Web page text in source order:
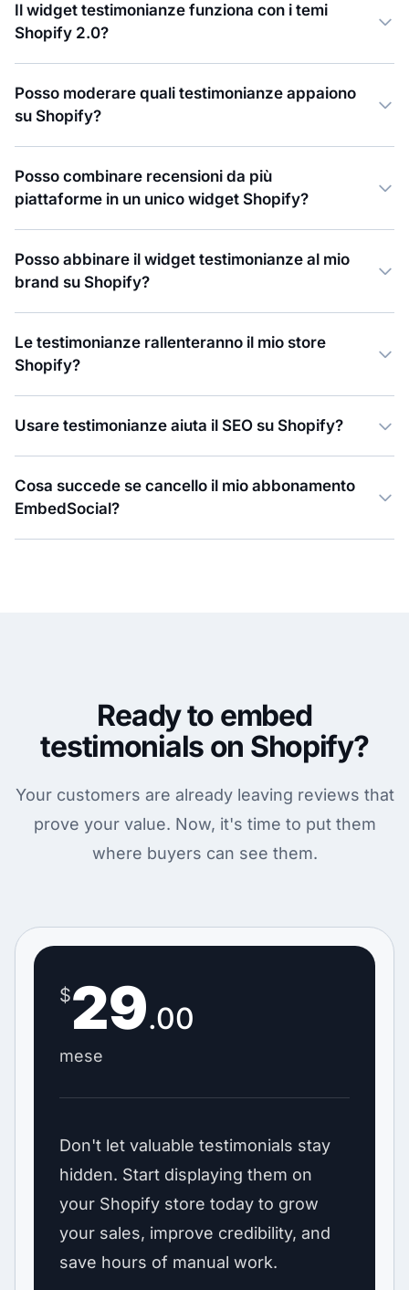
Il widget testimonianze funziona con i temi
Shopify 2.0?
Posso moderare quali testimonianze appaiono
su Shopify?
Posso combinare recensioni da più
piattaforme in un unico widget Shopify?
Posso abbinare il widget testimonianze al mio
brand su Shopify?
Le testimonianze rallenteranno il mio store
Shopify?
Usare testimonianze aiuta il SEO su Shopify?
Cosa succede se cancello il mio abbonamento
EmbedSocial?
Ready to embed
testimonials on Shopify?
Your customers are already leaving reviews that
prove your value. Now, it's time to put them
where buyers can see them.
$29.00
mese
Don't let valuable testimonials stay
hidden. Start displaying them on
your Shopify store today to grow
your sales, improve credibility, and
save hours of manual work.